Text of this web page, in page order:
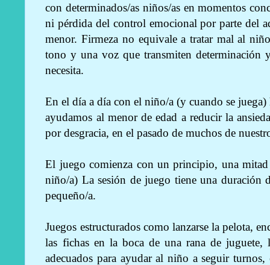
con determinados/as niños/as en momentos
ni pérdida del control emocional por parte del
menor. Firmeza no equivale a tratar mal al
tono y una voz que transmiten determinación
necesita.
En el día a día con el niño/a (y cuando se
ayudamos al menor de edad a reducir la
por desgracia, en el pasado de muchos de
El juego comienza con un principio, una
niño/a) La sesión de juego tiene una duración
pequeño/a.
Juegos estructurados como lanzarse la pelota,
las fichas en la boca de una rana de
adecuados para ayudar al niño a seguir